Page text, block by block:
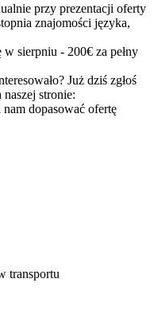
przy prezentacji oferty
znajomości języka,
w sierpniu - 200€ za pełny
Już dziś zgłoś
stronie:
dopasować ofertę
transportu